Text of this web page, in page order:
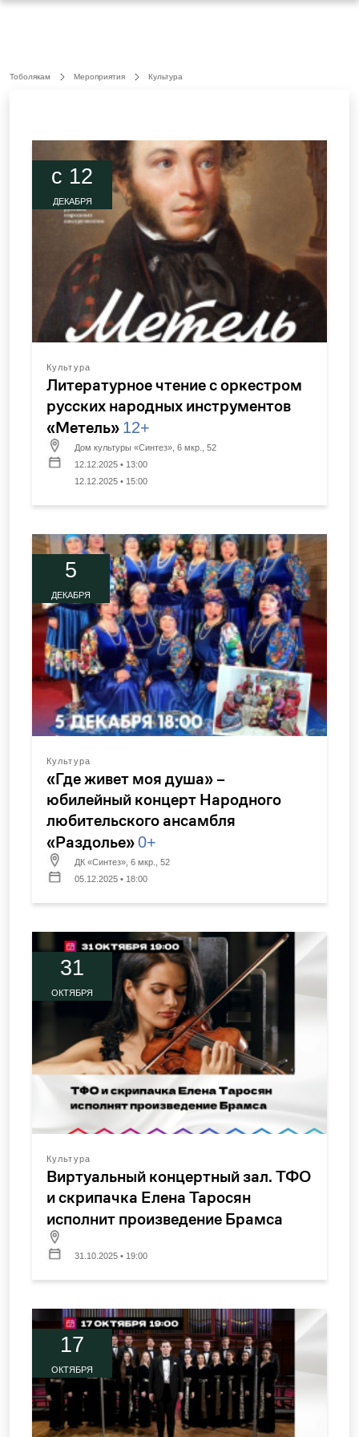
Тоболякам Мероприятия Культура
c 12
ДЕКАБРЯ
Культура
Литературное чтение с оркестром
русских народных инструментов
«Метель» 12+
Дом культуры «Синтез», 6 мкр., 52
12.12.2025 • 13:00
12.12.2025 • 15:00
5
ДЕКАБРЯ
Культура
«Где живет моя душа» –
юбилейный концерт Народного
любительского ансамбля
«Раздолье»0+
ДК «Синтез», 6 мкр., 52
05.12.2025 • 18:00
31
ОКТЯБРЯ
Культура
Виртуальный концертный зал. ТФО
и скрипачка Елена Таросян
исполнит произведение Брамса
31.10.2025 • 19:00
17
ОКТЯБРЯ